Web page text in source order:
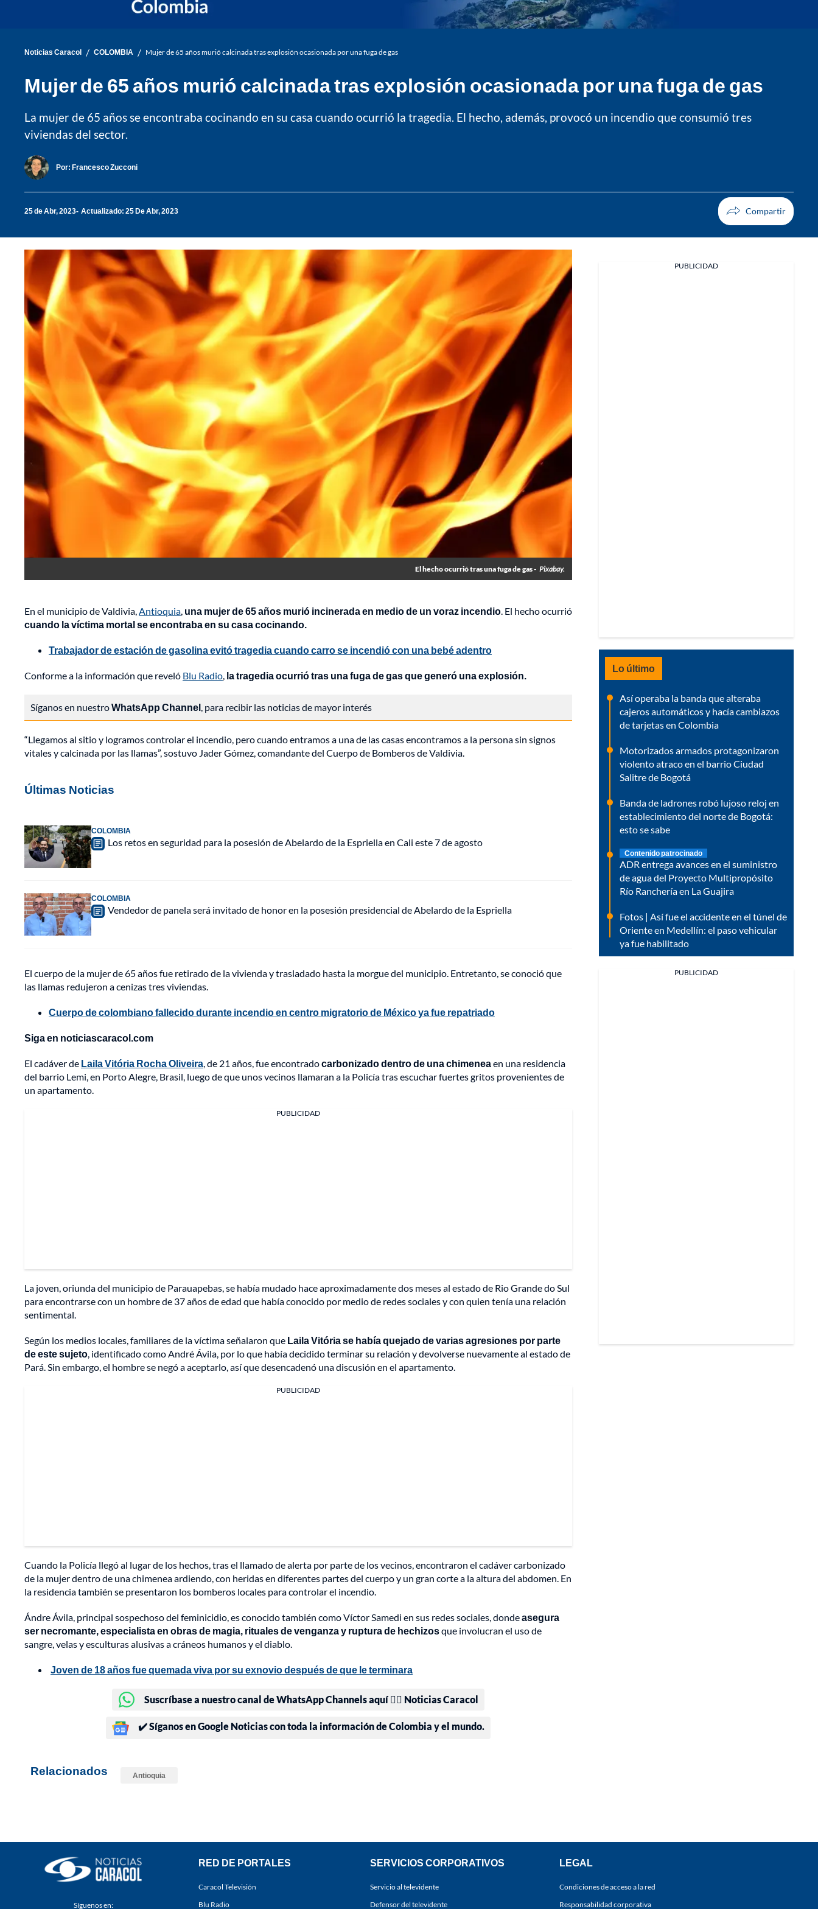
Noticias Caracol / COLOMBIA / Mujer de 65 años murió calcinada tras explosión ocasionada por una fuga de gas
Mujer de 65 años murió calcinada tras explosión ocasionada por una fuga de gas
La mujer de 65 años se encontraba cocinando en su casa cuando ocurrió la tragedia. El hecho, además, provocó un incendio que consumió tres
viviendas del sector.
Por: Francesco Zucconi
25 de Abr, 2023 Actualizado: 25 De Abr, 2023
El hecho ocurrió tras una fuga de gas - Pixabay.
En el municipio de Valdivia,Antioquia, una mujer de 65 años murió incinerada en medio de un voraz incendio. El hecho ocurrió
cuando la víctima mortal se encontraba en su casa cocinando.
Trabajador de estación de gasolina evitó tragedia cuando carro se incendió con una bebé adentro
Conforme a la información que reveló Blu Radio, la tragedia ocurrió tras una fuga de gas que generó una explosión.
Síganos en nuestroWhatsApp Channel, para recibir las noticias de mayor interés
“Llegamos al sitio y logramos controlar el incendio, pero cuando entramos a una de las casas encontramos a la persona sin signos
vitales y calcinada por las llamas”, sostuvo Jader Gómez, comandante del Cuerpo de Bomberos de Valdivia.
Últimas Noticias
COLOMBIA
Los retos en seguridad para la posesión de Abelardo de la Espriella en Cali este 7 de agosto
COLOMBIA
Vendedor de panela será invitado de honor en la posesión presidencial de Abelardo de la Espriella
El cuerpo de la mujer de 65 años fue retirado de la vivienda y trasladado hasta la morgue del municipio. Entretanto, se conoció que
las llamas redujeron a cenizas tres viviendas.
Cuerpo de colombiano fallecido durante incendio en centro migratorio de México ya fue repatriado
Siga en noticiascaracol.com
El cadáver de Laila Vitória Rocha Oliveira, de 21 años, fue encontradocarbonizado dentro de una chimeneaen una residencia
del barrio Lemi, en Porto Alegre, Brasil, luego de que unos vecinos llamaran a la Policía tras escuchar fuertes gritos provenientes de
un apartamento.
PUBLICIDAD
La joven, oriunda del municipio de Parauapebas, se había mudado hace aproximadamente dos meses al estado de Rio Grande do Sul
para encontrarse con un hombre de 37 años de edad que había conocido por medio de redes sociales y con quien tenía una relación
sentimental.
Según los medios locales, familiares de la víctima señalaron que Laila Vitória se había quejado de varias agresiones por parte
de este sujeto, identificado como André Ávila, por lo que había decidido terminar su relación y devolverse nuevamente al estado de
Pará. Sin embargo, el hombre se negó a aceptarlo, así que desencadenó una discusión en el apartamento.
PUBLICIDAD
Cuando la Policía llegó al lugar de los hechos, tras el llamado de alerta por parte de los vecinos, encontraron el cadáver carbonizado
de la mujer dentro de una chimenea ardiendo, con heridas en diferentes partes del cuerpo y un gran corte a la altura del abdomen. En
la residencia también se presentaron los bomberos locales para controlar el incendio.
Ándre Ávila, principal sospechoso del feminicidio, es conocido también como Víctor Samedi en sus redes sociales, dondeasegura
ser necromante, especialista en obras de magia, rituales de venganza y ruptura de hechizosque involucran el uso de
sangre, velas y esculturas alusivas a cráneos humanos y el diablo.
Joven de 18 años fue quemada viva por su exnovio después de que le terminara
Suscríbase a nuestro canal de WhatsApp Channels aquí 👉🏻 Noticias Caracol
✔️ Síganos en Google Noticias con toda la información de Colombia y el mundo.
Relacionados Antioquia
PUBLICIDAD
Lo último
Así operaba la banda que alteraba
cajeros automáticos y hacía cambiazos
de tarjetas en Colombia
Motorizados armados protagonizaron
violento atraco en el barrio Ciudad
Salitre de Bogotá
Banda de ladrones robó lujoso reloj en
establecimiento del norte de Bogotá:
esto se sabe
Contenido patrocinado
ADR entrega avances en el suministro
de agua del Proyecto Multipropósito
Río Ranchería en La Guajira
Fotos | Así fue el accidente en el túnel de
Oriente en Medellín: el paso vehicular
ya fue habilitado
PUBLICIDAD
Síguenos en:
RED DE PORTALES
Caracol Televisión
Blu Radio
SERVICIOS CORPORATIVOS
Servicio al televidente
Defensor del televidente
LEGAL
Condiciones de acceso a la red
Responsabilidad corporativa